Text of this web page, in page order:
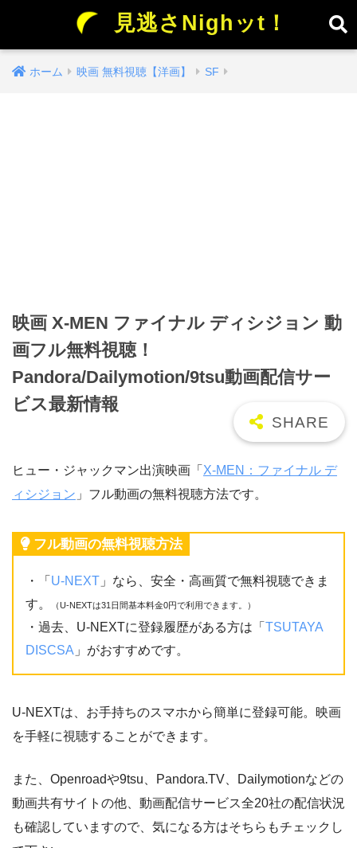
見逃さNighッt！
ホーム 映画 無料視聴【洋画】 SF
映画 X-MEN ファイナル ディシジョン 動
画フル無料視聴！
Pandora/Dailymotion/9tsu動画配信サー
ビス最新情報
ヒュー・ジャックマン出演映画「 X-MEN：ファイナル デ
ィシジョン 」フル動画の無料視聴方法です。
フル動画の無料視聴方法
・「 U-NEXT 」なら、安全・高画質で無料視聴できま
す。
（U-NEXTは31日間基本料金0円で利用できます。）
・過去、U-NEXTに登録履歴がある方は「 TSUTAYA
DISCSA 」がおすすめです。
U-NEXTは、お手持ちのスマホから簡単に登録可能。映画
を手軽に視聴することができます。
また、Openroadや9tsu、Pandora.TV、Dailymotionなどの
動画共有サイトの他、動画配信サービス全20社の配信状況
も確認していますので、気になる方はそちらもチェックし